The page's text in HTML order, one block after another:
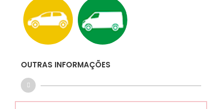
OUTRAS INFORMAÇÕES